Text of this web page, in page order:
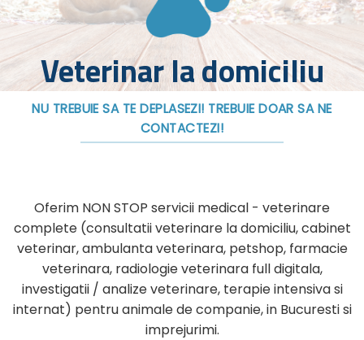
Veterinar la domiciliu
NU TREBUIE SA TE DEPLASEZI! TREBUIE DOAR SA NE
CONTACTEZI!
Oferim NON STOP servicii medical - veterinare
complete (consultatii veterinare la domiciliu, cabinet
veterinar, ambulanta veterinara, petshop, farmacie
veterinara, radiologie veterinara full digitala,
investigatii / analize veterinare, terapie intensiva si
internat) pentru animale de companie, in Bucuresti si
imprejurimi.